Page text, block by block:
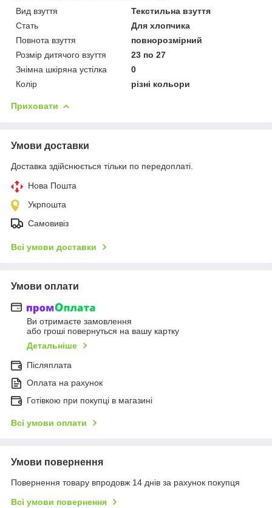
Вид взуття
Текстильна взуття
Стать
Для хлопчика
Повнота взуття
повнорозмірний
Розмір дитячого взуття
23 по 27
Знімна шкіряна устілка
0
Колір
різні кольори
Приховати
Умови доставки
Доставка здійснюється тільки по передоплаті.
Нова Пошта
Укрпошта
Самовивіз
Всі умови доставки
Умови оплати
Ви отримаєте замовлення
або гроші повернуться на вашу картку
Детальніше
Післяплата
Оплата на рахунок
Готівкою при покупці в магазині
Всі умови оплати
Умови повернення
Повернення товару впродовж 14 днів за рахунок покупця
Всі умови повернення